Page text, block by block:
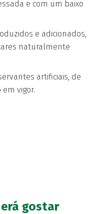
e com um baixo
e adicionados,
naturalmente
artificiais, de
vigor.
gostar